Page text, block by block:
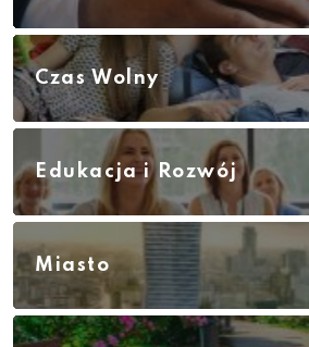
Czas Wolny
Edukacja i Rozwój
Miasto